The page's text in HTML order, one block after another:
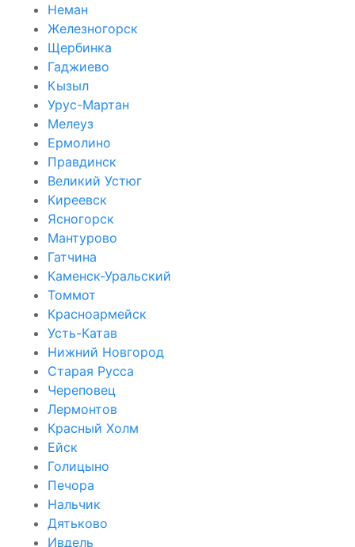
Неман
Железногорск
Щербинка
Гаджиево
Кызыл
Урус-Мартан
Мелеуз
Ермолино
Правдинск
Великий Устюг
Киреевск
Ясногорск
Мантурово
Гатчина
Каменск-Уральский
Томмот
Красноармейск
Усть-Катав
Нижний Новгород
Старая Русса
Череповец
Лермонтов
Красный Холм
Ейск
Голицыно
Печора
Нальчик
Дятьково
Ивдель